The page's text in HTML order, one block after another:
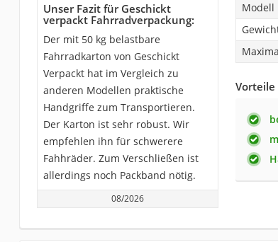
Unser Fazit für Geschickt
verpackt Fahrradverpackung:
Der mit 50 kg belastbare
Fahrradkarton von Geschickt
Verpackt hat im Vergleich zu
anderen Modellen praktische
Handgriffe zum Transportieren.
Der Karton ist sehr robust. Wir
empfehlen ihn für schwerere
Fahhräder. Zum Verschließen ist
allerdings noch Packband nötig.
08/2026
Modell
Vorteile